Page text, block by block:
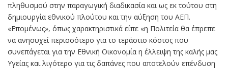
πληθυσμού στην παραγωγική διαδικασία και ως εκ τούτου στη
δημιουργία εθνικού πλούτου και την αύξηση του ΑΕΠ.
«Επομένως», όπως χαρακτηριστικά είπε «η Πολιτεία θα έπρεπε
να ανησυχεί περισσότερο για το τεράστιο κόστος που
συνεπάγεται για την Εθνική Οικονομία η έλλειψη της καλής μας
Υγείας και λιγότερο για τις δαπάνες που αποτελούν επένδυση